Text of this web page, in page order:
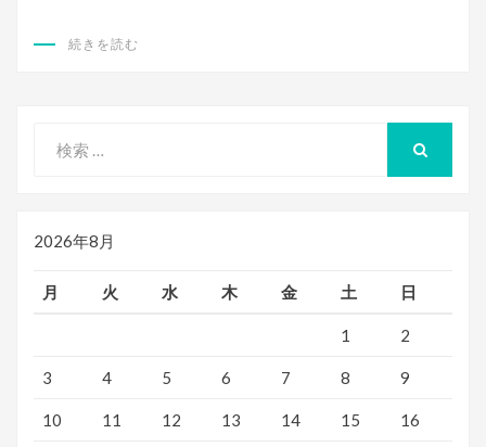
続きを読む
2026年8月
月 火 水 木 金 土 日
1 2
3 4 5 6 7 8 9
10 11 12 13 14 15 16